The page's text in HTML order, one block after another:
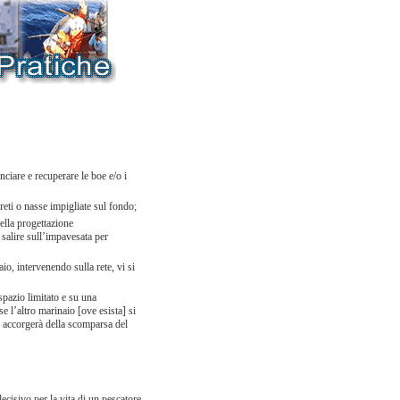
e recuperare le boe e/o i
o nasse impigliate sul fondo;
progettazione
sull’impavesata per
intervenendo sulla rete, vi si
limitato e su una
l’altro marinaio [ove esista] si
della scomparsa del